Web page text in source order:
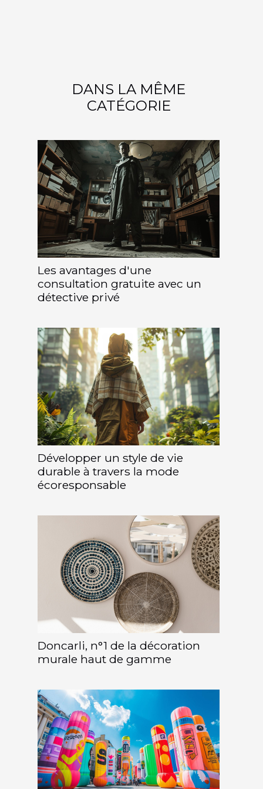
DANS LA MÊME
CATÉGORIE
Les avantages d'une
consultation gratuite avec un
détective privé
Développer un style de vie
durable à travers la mode
écoresponsable
Doncarli, n°1 de la décoration
murale haut de gamme